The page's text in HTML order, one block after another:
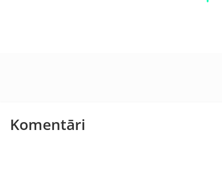
Komentāri